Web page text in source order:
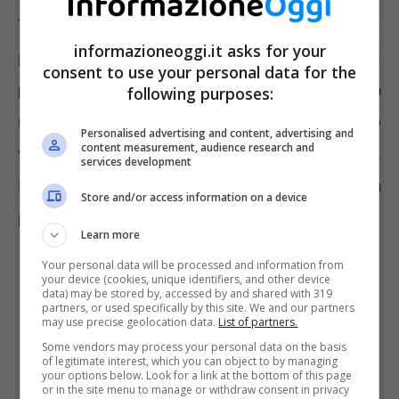
Tra le tante funzioni di WhatsApp una in
particolare risulta utile nel momento in cui si
parcheggia l’autoe si teme di non riuscire a
raggiungere facilmente la posizione quando
vi si dovrà fare ritorno a distanza di ore.
Parliamo della possibilità di condividere la
propria posizione sulla chat dell’applicazione.
informazioneoggi.it asks for your
consent to use your personal data for the
following purposes:
Personalised advertising and content, advertising and
content measurement, audience research and
services development
Store and/or access information on a device
Learn more
Your personal data will be processed and information from
your device (cookies, unique identifiers, and other device
data) may be stored by, accessed by and shared with 319
partners, or used specifically by this site. We and our partners
may use precise geolocation data. List of partners.
Some vendors may process your personal data on the basis
of legitimate interest, which you can object to by managing
your options below. Look for a link at the bottom of this page
or in the site menu to manage or withdraw consent in privacy